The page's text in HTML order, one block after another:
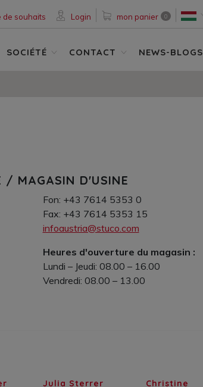
de souhaits Login mon panier 0
SOCIÉTÉ CONTACT NEWS-BLOGS
MAGASIN D'USINE
Fon: +43 7614 5353 0
Fax: +43 7614 5353 15
infoaustria@stuco.com
Heures d'ouverture du magasin :
Lundi – Jeudi: 08.00 – 16.00
Vendredi: 08.00 – 13.00
Julia Sterrer
Christine